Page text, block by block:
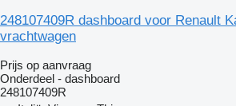
248107409R dashboard voor Renault
vrachtwagen
Prijs op aanvraag
Onderdeel - dashboard
248107409R